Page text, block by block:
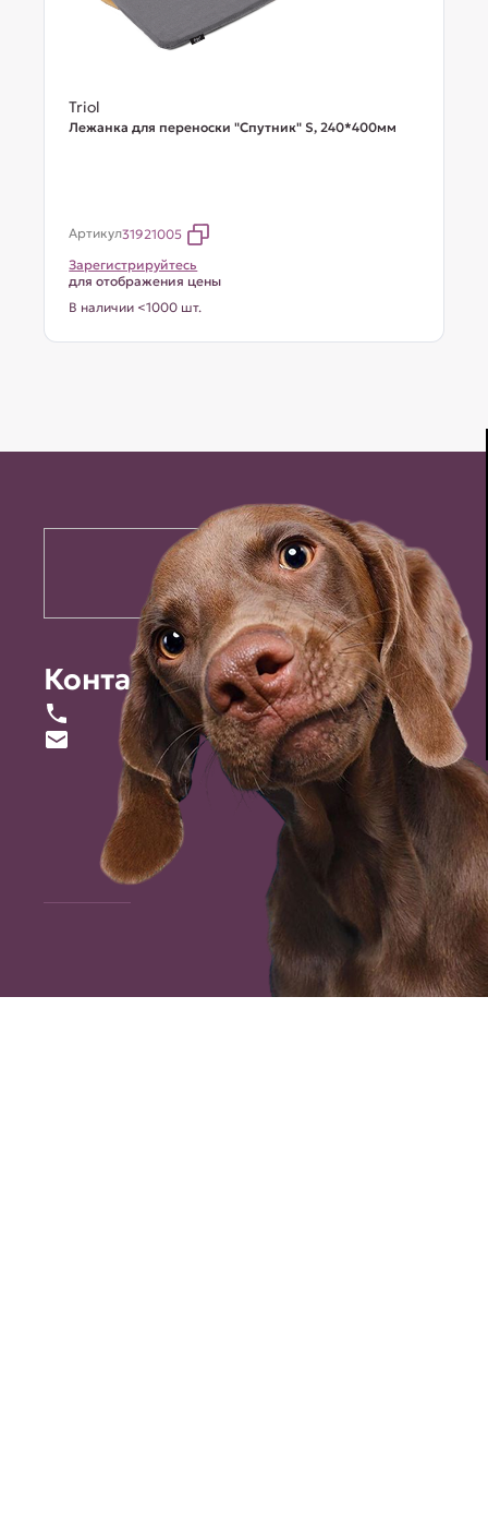
Triol
Лежанка для переноски "Спутник" S, 240*400мм
Артикул31921005
Зарегистрируйтесь
для отображения цены
В наличии <1000 шт.
Контакты